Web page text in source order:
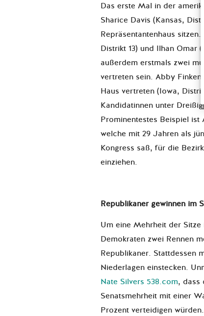
Das erste Mal in der
Sharice Davis (Kansas,
Repräsentantenhaus
Distrikt 13) und Ilhan Omar
außerdem erstmals zwei
vertreten sein. Abby
Haus vertreten (Iowa,
Kandidatinnen unter
Prominentestes Beispiel
welche mit 29 Jahren als
Kongress saß, für die
einziehen.
Republikaner gewinnen im
Um eine Mehrheit der
Demokraten zwei Rennen
Republikaner. Stattdessen
Niederlagen einstecken.
Nate Silvers 538.com, dass
Senatsmehrheit mit einer
Prozent verteidigen